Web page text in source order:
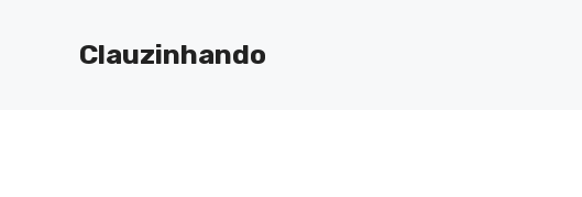
Clauzinhando